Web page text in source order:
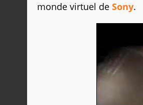
monde virtuel de Sony.